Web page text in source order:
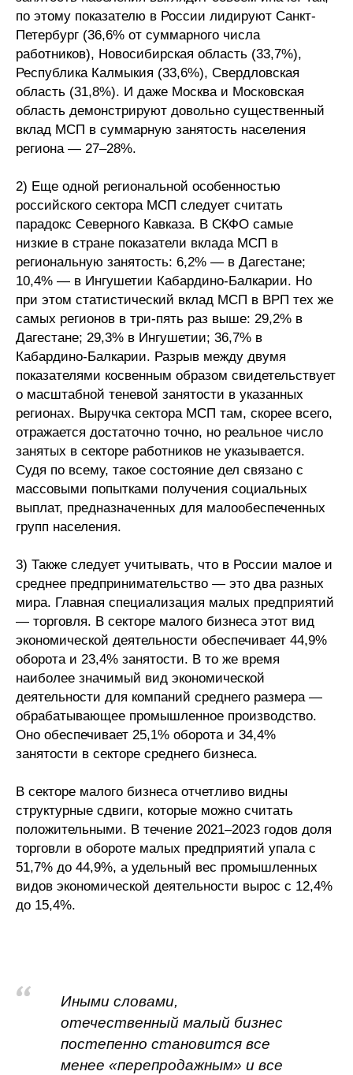
по этому показателю в России лидируют Санкт-
Петербург (36,6% от суммарного числа
работников), Новосибирская область (33,7%),
Республика Калмыкия (33,6%), Свердловская
область (31,8%). И даже Москва и Московская
область демонстрируют довольно существенный
вклад МСП в суммарную занятость населения
региона — 27–28%.
2) Еще одной региональной особенностью
российского сектора МСП следует считать
парадокс Северного Кавказа. В СКФО самые
низкие в стране показатели вклада МСП в
региональную занятость: 6,2% — в Дагестане;
10,4% — в Ингушетии Кабардино-Балкарии. Но
при этом статистический вклад МСП в ВРП тех же
самых регионов в три-пять раз выше: 29,2% в
Дагестане; 29,3% в Ингушетии; 36,7% в
Кабардино-Балкарии. Разрыв между двумя
показателями косвенным образом свидетельствует
о масштабной теневой занятости в указанных
регионах. Выручка сектора МСП там, скорее всего,
отражается достаточно точно, но реальное число
занятых в секторе работников не указывается.
Судя по всему, такое состояние дел связано с
массовыми попытками получения социальных
выплат, предназначенных для малообеспеченных
групп населения.
3) Также следует учитывать, что в России малое и
среднее предпринимательство — это два разных
мира. Главная специализация малых предприятий
— торговля. В секторе малого бизнеса этот вид
экономической деятельности обеспечивает 44,9%
оборота и 23,4% занятости. В то же время
наиболее значимый вид экономической
деятельности для компаний среднего размера —
обрабатывающее промышленное производство.
Оно обеспечивает 25,1% оборота и 34,4%
занятости в секторе среднего бизнеса.
В секторе малого бизнеса отчетливо видны
структурные сдвиги, которые можно считать
положительными. В течение 2021–2023 годов доля
торговли в обороте малых предприятий упала с
51,7% до 44,9%, а удельный вес промышленных
видов экономической деятельности вырос с 12,4%
до 15,4%.
Иными словами,
отечественный малый бизнес
постепенно становится все
менее «перепродажным» и все